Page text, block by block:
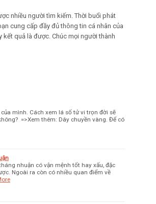
nhiều người tìm kiếm. Thời buổi phát
cung cấp đầy đủ thông tin cá nhân của
quả là được. Chúc mọi người thành
mình. Cách xem lá số tử vi trọn đời sẽ
=>Xem thêm: Dây chuyền vàng. Để có
nhuận có vận mệnh tốt hay xấu, đặc
Ngoài ra còn có nhiều quan điểm về